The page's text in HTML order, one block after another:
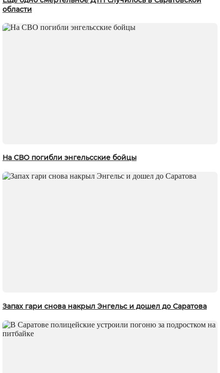
области
На СВО погибли энгельсские бойцы
Запах гари снова накрыл Энгельс и дошел до Саратова